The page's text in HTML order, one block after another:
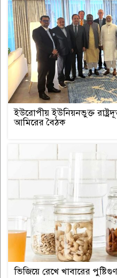
ইউরোপীয় ইউনিয়নভুক্ত
আমিরের বৈঠক
ভিজিয়ে রেখে খাবারের